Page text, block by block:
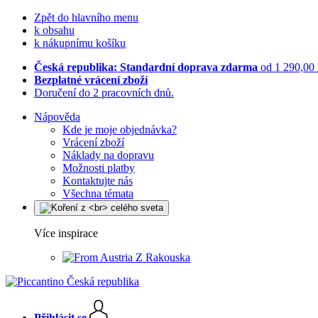
Zpět do hlavního menu
k obsahu
k nákupnímu košíku
Česká republika: Standardní doprava zdarma od 1 290,00
Bezplatné vrácení zboží
Doručení do 2 pracovních dnů.
Nápověda
Kde je moje objednávka?
Vrácení zboží
Náklady na dopravu
Možnosti platby
Kontaktujte nás
Všechna témata
Více inspirace
Z Rakouska